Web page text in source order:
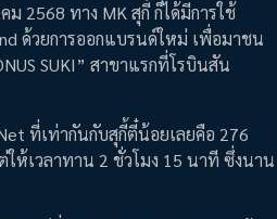
2568 ทาง MK สุกี้ ก็ได้มีการใช้
ด้วยการออกแบรนด์ใหม่ เพื่อมาชน
SUKI” สาขาแรกที่โรบินสัน
ที่เท่ากันกับสุกี้ตี๋น้อยเลยคือ 276
ห้เวลาทาน 2 ชั่วโมง 15 นาที ซึ่งนาน